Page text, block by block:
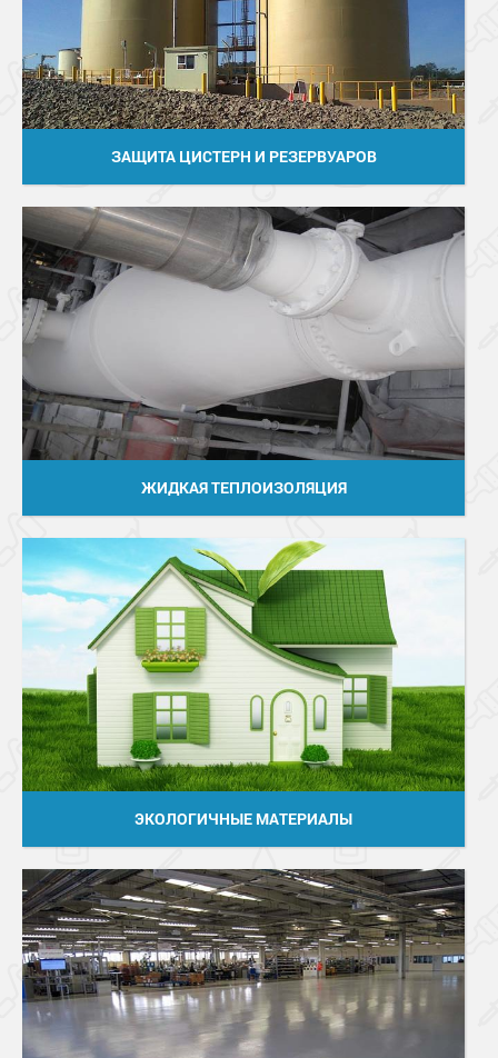
ЗАЩИТА ЦИСТЕРН И РЕЗЕРВУАРОВ
ЖИДКАЯ ТЕПЛОИЗОЛЯЦИЯ
ЭКОЛОГИЧНЫЕ МАТЕРИАЛЫ